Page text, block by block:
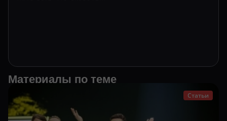
Материалы по теме
Статьи